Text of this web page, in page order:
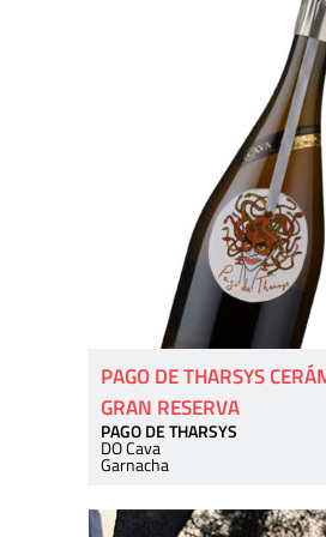
PAGO DE THARSYS
GRAN RESERVA
PAGO DE THARSYS
DO Cava
Garnacha